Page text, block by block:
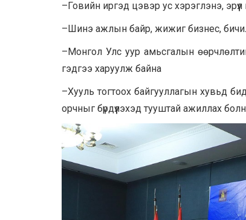
–Говийн иргэд цэвэр ус хэрэглэнэ,
–Шинэ ажлын байр, жижиг бизнес,
–Монгол Улс уур амьсгалын
гэдгээ харуулж байна
–Хууль тогтоох байгууллагын хувьд
орчныг бүрдүүлэхэд тууштай ажиллах